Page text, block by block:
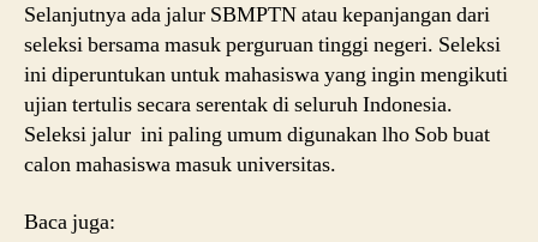
Selanjutnya ada jalur SBMPTN atau kepanjangan dari
seleksi bersama masuk perguruan tinggi negeri. Seleksi
ini diperuntukan untuk mahasiswa yang ingin mengikuti
ujian tertulis secara serentak di seluruh Indonesia.
Seleksi jalur ini paling umum digunakan lho Sob buat
calon mahasiswa masuk universitas.
Baca juga: